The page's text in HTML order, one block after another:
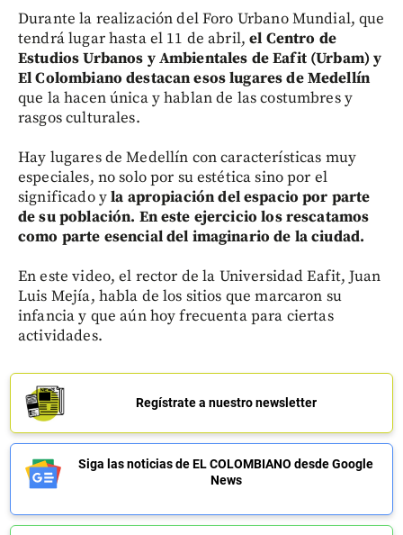
Durante la realización del Foro Urbano Mundial, que
tendrá lugar hasta el 11 de abril,el Centro de
Estudios Urbanos y Ambientales de Eafit (Urbam) y
El Colombiano destacan esos lugares de Medellín
que la hacen única y hablan de las costumbres y
rasgos culturales.
Hay lugares de Medellín con características muy
especiales, no solo por su estética sino por el
significado yla apropiación del espacio por parte
de su población. En este ejercicio los rescatamos
como parte esencial del imaginario de la ciudad.
En este video, el rector de la Universidad Eafit, Juan
Luis Mejía, habla de los sitios que marcaron su
infancia y que aún hoy frecuenta para ciertas
actividades.
Regístrate a nuestro newsletter
Siga las noticias de EL COLOMBIANO desde Google
News